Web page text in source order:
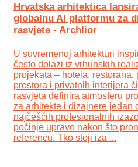
Hrvatska arhitektica
globalnu AI platformu za
rasvjete - Archlior
U suvremenoj arhitekturi
često dolazi iz vrhunskih
projekata – hotela, restorana,
prostora i privatnih interijera
rasvjeta definira atmosferu
za arhitekte i dizajnere jedan
najčešćih profesionalnih
počinje upravo nakon što
referencu. Tko stoji iza ...